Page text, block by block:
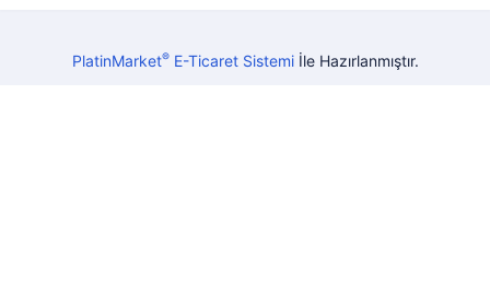
PlatinMarket®E-Ticaret Sistemiİle Hazırlanmıştır.